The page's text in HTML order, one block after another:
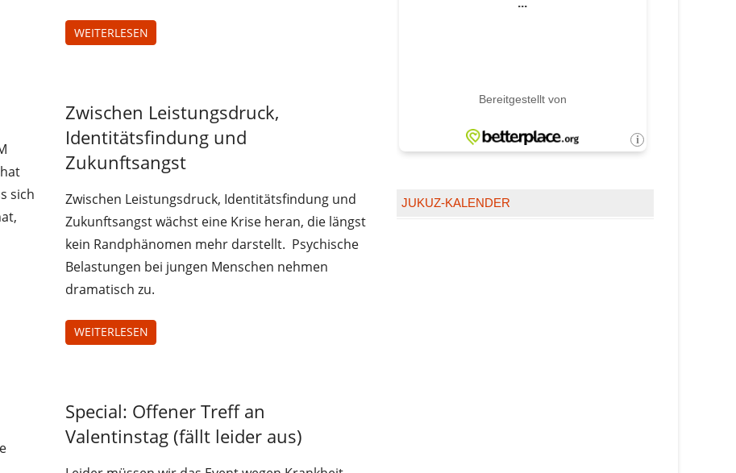
WEITERLESEN
hat
sich
Zwischen Leistungsdruck,
Identitätsfindung und
Zukunftsangst
Zwischen Leistungsdruck, Identitätsfindung und
Zukunftsangst wächst eine Krise heran, die längst
kein Randphänomen mehr darstellt. Psychische
Belastungen bei jungen Menschen nehmen
dramatisch zu.
WEITERLESEN
Juz-
Treff
Special: Offener Treff an
Valentinstag (fällt leider aus)
JUKUZ-KALENDER